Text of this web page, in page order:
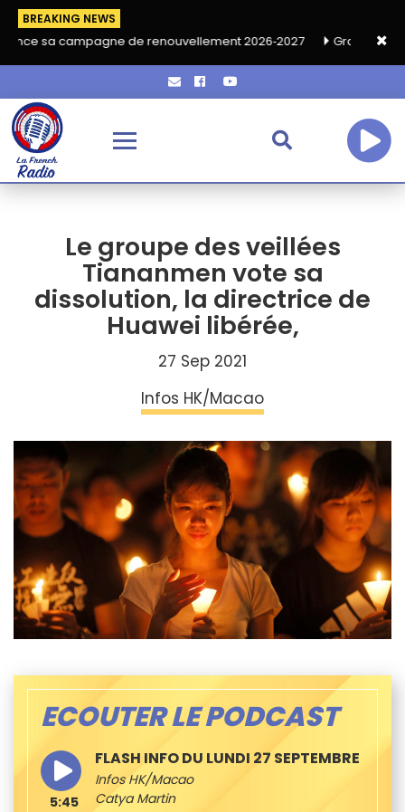
BREAKING NEWS
de renouvellement 2026‑2027 Grand café de rentrée
Le groupe des veillées
Tiananmen vote sa
dissolution, la directrice de
Huawei libérée,
27 Sep 2021
Infos HK/Macao
ECOUTER LE PODCAST
FLASH INFO DU LUNDI 27 SEPTEMBRE
Infos HK/Macao
Catya Martin
5:45